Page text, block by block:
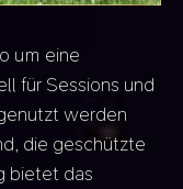
um eine
für Sessions und
werden
die geschützte
bietet das